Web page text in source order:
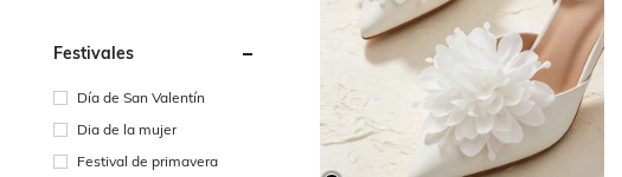
Festivales
Día de San Valentín
Dia de la mujer
Festival de primavera